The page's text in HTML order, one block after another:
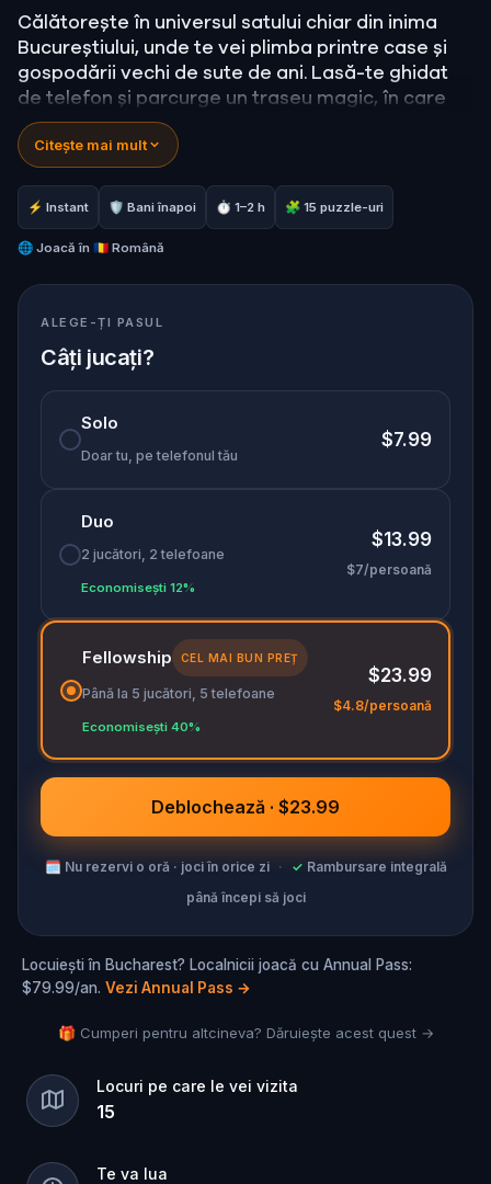
Călătorește în universul satului chiar din inima
Bucureștiului, unde te vei plimba printre case și
gospodării vechi de sute de ani. Lasă-te ghidat
de telefon și parcurge un traseu magic, în care
ești eroul unui basm uimitor cu solomonari, zâne
și balauri. Joacă-te și descoperă mai multe
despre folclorul românesc și viața la sat!
Citește mai mult
⚡ Instant 🛡 Bani înapoi ⏱ 1–2 h 🧩 15 puzzle-uri
🌐 Joacă în 🇷🇴 Română
ALEGE-ȚI PASUL
Câți jucați?
Solo
Doar tu, pe telefonul tău
$7.99
Duo
2 jucători, 2 telefoane
Economisești 12%
$13.99
$7/persoană
Fellowship CEL MAI BUN PREȚ
Până la 5 jucători, 5 telefoane
Economisești 40%
$23.99
$4.8/persoană
Deblochează · $23.99
🗓 Nu rezervi o oră · joci în orice zi · ✓ Rambursare integrală
până începi să joci
Locuiești în Bucharest? Localnicii joacă cu Annual Pass:
$79.99/an. Vezi Annual Pass →
🎁 Cumperi pentru altcineva? Dăruiește acest quest →
Locuri pe care le vei vizita
15
Te va lua